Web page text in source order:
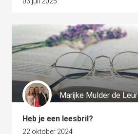
Marijke Mulder de Leur
Heb je een leesbril?
22 oktober 2024
te
de
Hierdoor
website-